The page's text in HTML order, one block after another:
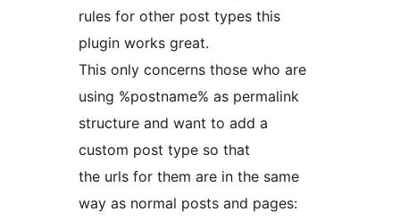
rules for other post types this
plugin works great.
This only concerns those who are
using %postname% as permalink
structure and want to add a
custom post type so that
the urls for them are in the same
way as normal posts and pages: